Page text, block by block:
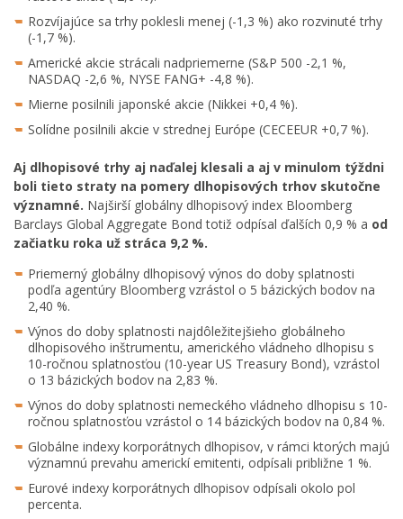
Rozvíjajúce sa trhy poklesli menej (-1,3 %) ako rozvinuté trhy
(-1,7 %).
Americké akcie strácali nadpriemerne (S&P 500 -2,1 %,
NASDAQ -2,6 %, NYSE FANG+ -4,8 %).
Mierne posilnili japonské akcie (Nikkei +0,4 %).
Solídne posilnili akcie v strednej Európe (CECEEUR +0,7 %).
Aj dlhopisové trhy aj naďalej klesali a aj v minulom týždni
boli tieto straty na pomery dlhopisových trhov skutočne
významné. Najširší globálny dlhopisový index Bloomberg
Barclays Global Aggregate Bond totiž odpísal ďalších 0,9 % a od
začiatku roka už stráca 9,2 %.
Priemerný globálny dlhopisový výnos do doby splatnosti
podľa agentúry Bloomberg vzrástol o 5 bázických bodov na
2,40 %.
Výnos do doby splatnosti najdôležitejšieho globálneho
dlhopisového inštrumentu, amerického vládneho dlhopisu s
10-ročnou splatnosťou (10-year US Treasury Bond), vzrástol
o 13 bázických bodov na 2,83 %.
Výnos do doby splatnosti nemeckého vládneho dlhopisu s 10-
ročnou splatnosťou vzrástol o 14 bázických bodov na 0,84 %.
Globálne indexy korporátnych dlhopisov, v rámci ktorých majú
významnú prevahu americkí emitenti, odpísali približne 1 %.
Eurové indexy korporátnych dlhopisov odpísali okolo pol
percenta.